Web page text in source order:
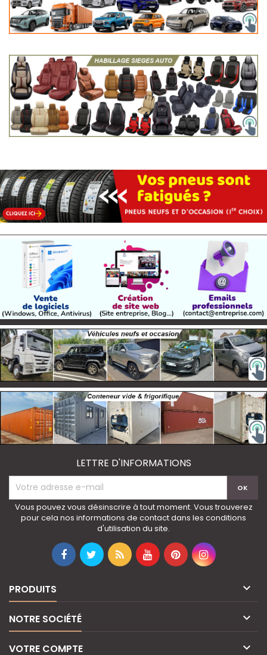
LETTRE D'INFORMATIONS
Vous pouvez vous désinscrire à tout moment. Vous trouverez
pour cela nos informations de contact dans les conditions
d'utilisation du site.
PRODUITS 
NOTRE SOCIÉTÉ 
VOTRE COMPTE 